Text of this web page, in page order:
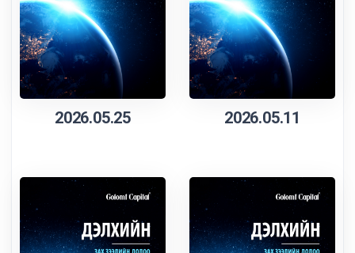
2026.05.25 2026.05.11